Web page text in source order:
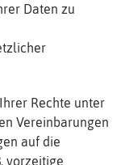
Daten zu
Rechte unter
Vereinbarungen
auf die
vorzeitige